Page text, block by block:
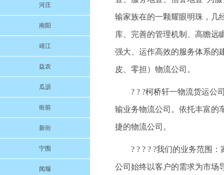
河庄
南阳
靖江
益农
瓜沥
衙前
新街
宁围
闻堰
输家族在的一颗耀眼明珠，几
库、完善的管理机制、高瞻远
强大、运作高效的服务体系的
皮、零担）物流公司。
? ? ?柯桥轩一物流货运公
输业务物流公司。依托丰富的
捷的物流公司。
? ? ? ? ?我们的业务范围
公司始终以客户的需求为市场